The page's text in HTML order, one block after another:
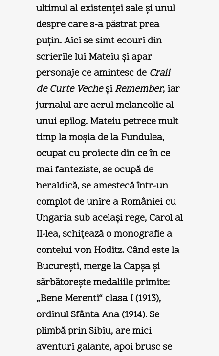
ultimul al existenţei sale şi unul
despre care s-a păstrat prea
puţin. Aici se simt ecouri din
scrierile lui Mateiu şi apar
personaje ce amintesc de Craii
de Curte VecheşiRemember, iar
jurnalul are aerul melancolic al
unui epilog. Mateiu petrece mult
timp la moşia de la Fundulea,
ocupat cu proiecte din ce în ce
mai fanteziste, se ocupă de
heraldică, se amestecă într-un
complot de unire a României cu
Ungaria sub acelaşi rege, Carol al
II-lea, schiţează o monografie a
contelui von Hoditz. Când este la
Bucureşti, merge la Capşa şi
sărbătoreşte medaliile primite:
„Bene Merenti“ clasa I (1913),
ordinul Sfânta Ana (1914). Se
plimbă prin Sibiu, are mici
aventuri galante, apoi brusc se